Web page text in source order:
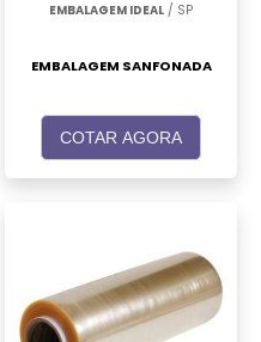
EMBALAGEM IDEAL / SP
EMBALAGEM SANFONADA
COTAR AGORA